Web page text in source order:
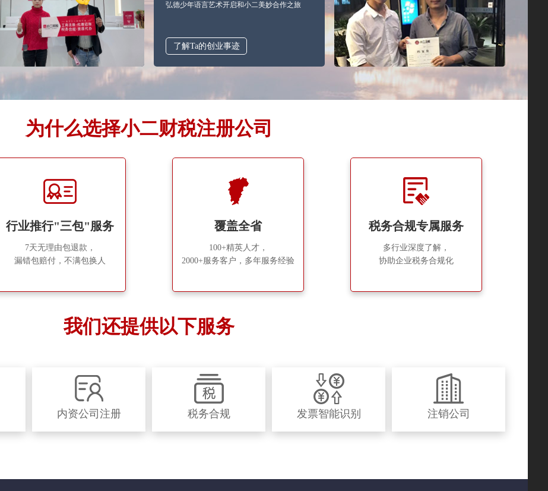
弘德少年语言艺术开启和小二美妙合作之旅
了解Ta的创业事迹
为什么选择小二财税注册公司
行业推行"三包"服务
7天无理由包退款，
漏错包赔付，不满包换人
覆盖全省
100+精英人才，
2000+服务客户，多年服务经验
税务合规专属服务
多行业深度了解，
协助企业税务合规化
我们还提供以下服务
内资公司注册 税务合规 发票智能识别 注销公司